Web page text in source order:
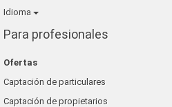
Idioma
Para profesionales
Ofertas
Captación de particulares
Captación de propietarios